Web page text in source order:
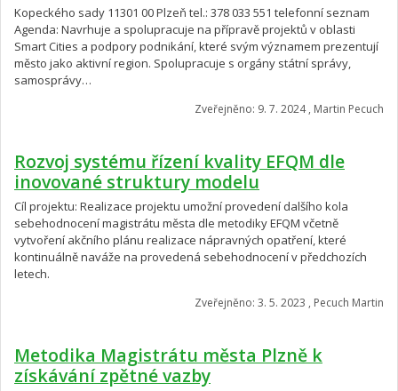
Kopeckého sady 11301 00 Plzeň tel.: 378 033 551 telefonní seznam
Agenda: Navrhuje a spolupracuje na přípravě projektů v oblasti
Smart Cities a podpory podnikání, které svým významem prezentují
město jako aktivní region. Spolupracuje s orgány státní správy,
samosprávy…
Zveřejněno: 9. 7. 2024 , Martin Pecuch
Rozvoj systému řízení kvality EFQM dle
inovované struktury modelu
Cíl projektu: Realizace projektu umožní provedení dalšího kola
sebehodnocení magistrátu města dle metodiky EFQM včetně
vytvoření akčního plánu realizace nápravných opatření, které
kontinuálně naváže na provedená sebehodnocení v předchozích
letech.
Zveřejněno: 3. 5. 2023 , Pecuch Martin
Metodika Magistrátu města Plzně k
získávání zpětné vazby